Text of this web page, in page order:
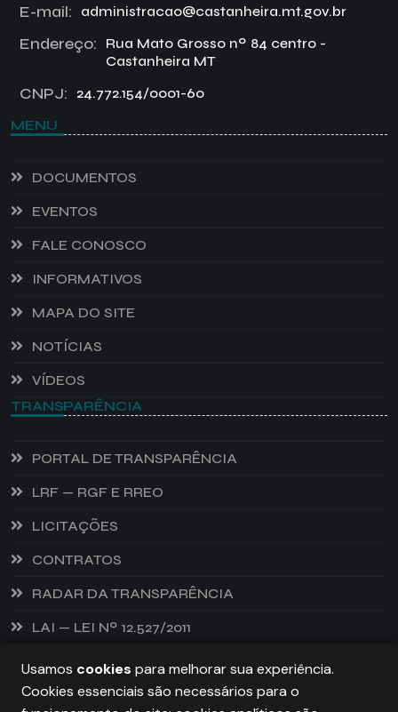
E-mail: administracao@castanheira.mt.gov.br
Endereço:
Rua Mato Grosso nº 84 centro -
Castanheira MT
CNPJ: 24.772.154/0001-60
MENU
DOCUMENTOS
EVENTOS
FALE CONOSCO
INFORMATIVOS
MAPA DO SITE
NOTÍCIAS
VÍDEOS
TRANSPARÊNCIA
PORTAL DE TRANSPARÊNCIA
LRF — RGF E RREO
LICITAÇÕES
CONTRATOS
RADAR DA TRANSPARÊNCIA
LAI — LEI Nº 12.527/2011
PREFEITURA DE CASTANHEIRA, TODOS OS DIREITOS
Usamos cookies para melhorar sua experiência.
Cookies essenciais são necessários para o